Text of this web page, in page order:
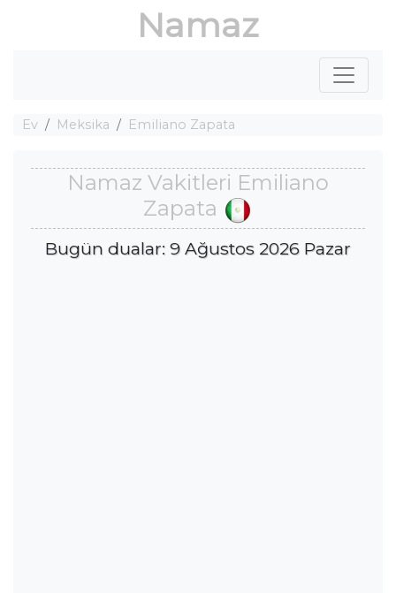
Namaz
Ev Meksika Emiliano Zapata
Namaz Vakitleri Emiliano
Zapata
Bugün dualar: 9 Ağustos 2026 Pazar